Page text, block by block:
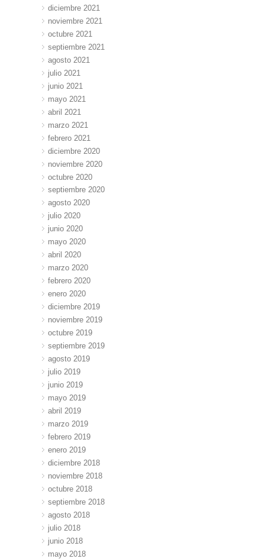
diciembre 2021
noviembre 2021
octubre 2021
septiembre 2021
agosto 2021
julio 2021
junio 2021
mayo 2021
abril 2021
marzo 2021
febrero 2021
diciembre 2020
noviembre 2020
octubre 2020
septiembre 2020
agosto 2020
julio 2020
junio 2020
mayo 2020
abril 2020
marzo 2020
febrero 2020
enero 2020
diciembre 2019
noviembre 2019
octubre 2019
septiembre 2019
agosto 2019
julio 2019
junio 2019
mayo 2019
abril 2019
marzo 2019
febrero 2019
enero 2019
diciembre 2018
noviembre 2018
octubre 2018
septiembre 2018
agosto 2018
julio 2018
junio 2018
mayo 2018